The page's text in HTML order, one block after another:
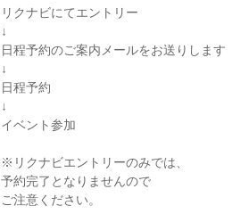
リクナビにてエントリー
↓
日程予約のご案内メールをお送りします
↓
日程予約
↓
イベント参加
※リクナビエントリーのみでは、
予約完了となりませんので
ご注意ください。